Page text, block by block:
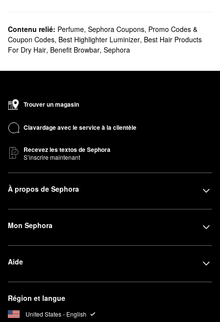
Contenu relié: Perfume, Sephora Coupons, Promo Codes &
Coupon Codes, Best Highlighter Luminizer, Best Hair Products
For Dry Hair, Benefit Browbar, Sephora
Trouver un magasin
Clavardage avec le service à la clientèle
Recevez les textos de Sephora
S’inscrire maintenant
À propos de Sephora
Mon Sephora
Aide
Région et langue
United States - English